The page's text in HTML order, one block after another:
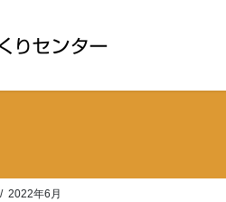
2022年6月